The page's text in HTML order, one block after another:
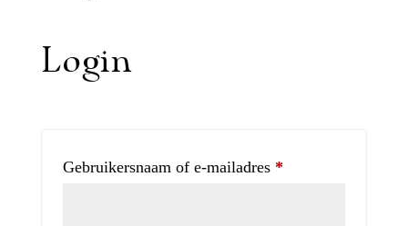
Login
Gebruikersnaam of e-mailadres *Vereist